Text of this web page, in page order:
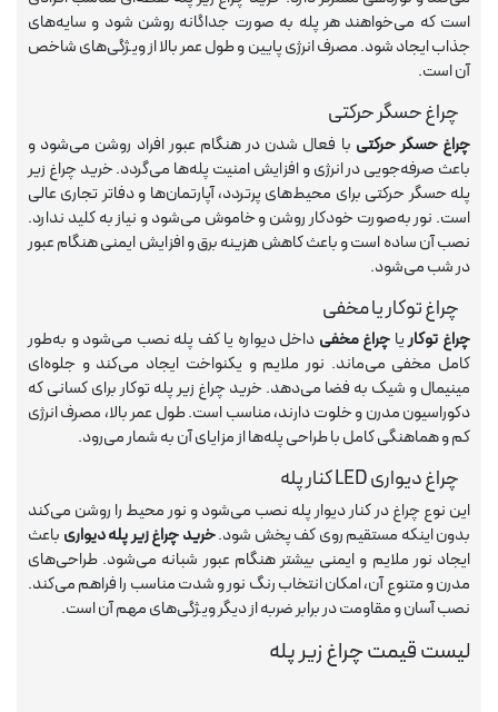
است که می‌خواهند هر پله به صورت جداگانه روشن شود و سایه‌های
جذاب ایجاد شود. مصرف انرژی پایین و طول عمر بالا از ویژگی‌های شاخص
آن است.
چراغ حسگر حرکتی
چراغ حسگر حرکتی با فعال شدن در هنگام عبور افراد روشن می‌شود و
باعث صرفه‌جویی در انرژی و افزایش امنیت پله‌ها می‌گردد. خرید چراغ زیر
پله حسگر حرکتی برای محیط‌های پرتردد، آپارتمان‌ها و دفاتر تجاری عالی
است. نور به‌صورت خودکار روشن و خاموش می‌شود و نیاز به کلید ندارد.
نصب آن ساده است و باعث کاهش هزینه برق و افزایش ایمنی هنگام عبور
در شب می‌شود.
چراغ توکار یا مخفی
چراغ توکاریا چراغ مخفی داخل دیواره یا کف پله نصب می‌شود و به‌طور
کامل مخفی می‌ماند. نور ملایم و یکنواخت ایجاد می‌کند و جلوه‌ای
مینیمال و شیک به فضا می‌دهد. خرید چراغ زیر پله توکار برای کسانی که
دکوراسیون مدرن و خلوت دارند، مناسب است. طول عمر بالا، مصرف انرژی
کم و هماهنگی کامل با طراحی پله‌ها از مزایای آن به شمار می‌رود.
چراغ دیواری LED کنار پله
این نوع چراغ در کنار دیوار پله نصب می‌شود و نور محیط را روشن می‌کند
بدون اینکه مستقیم روی کف پخش شود.خرید چراغ زیر پلهدیواری باعث
ایجاد نور ملایم و ایمنی بیشتر هنگام عبور شبانه می‌شود. طراحی‌های
مدرن و متنوع آن، امکان انتخاب رنگ نور و شدت مناسب را فراهم می‌کند.
نصب آسان و مقاومت در برابر ضربه از دیگر ویژگی‌های مهم آن است.
لیست قیمت چراغ زیر پله